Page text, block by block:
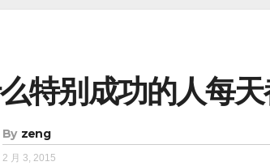
特别成功的人每
By zeng
2 月 3, 2015